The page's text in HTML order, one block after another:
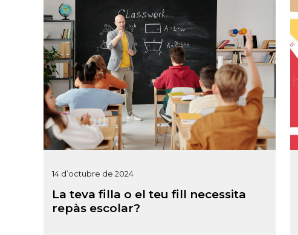
14 d’octubre de 2024
La teva filla o el teu fill necessita
repàs escolar?